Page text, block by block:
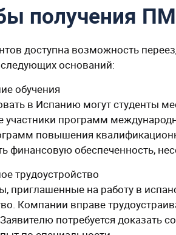
получения
доступна возможность
оснований:
обучения
в Испанию могут студенты
участники программ
повышения
финансовую обеспеченность,
трудоустройство
приглашенные на работу в
Компании вправе
потребуется доказать